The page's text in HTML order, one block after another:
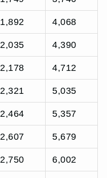
1,892 4,068
2,035 4,390
2,178 4,712
2,321 5,035
2,464 5,357
2,607 5,679
2,750 6,002